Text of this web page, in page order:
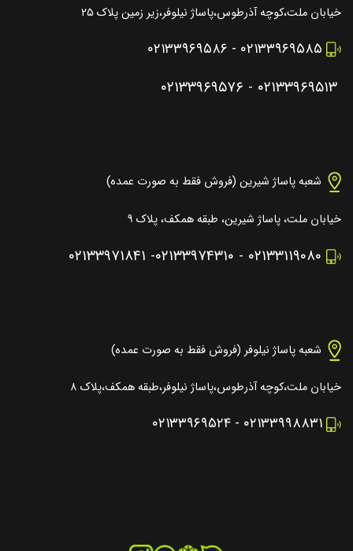
خیابان ملت،کوچه آذرطوس،پاساژ نیلوفر،زیر زمین پلاک ۲۵
۰۲۱۳۳۹۶۹۵۸۵ - ۰۲۱۳۳۹۶۹۵۸۶
۰۲۱۳۳۹۶۹۵۱۳ - ۰۲۱۳۳۹۶۹۵۷۶
شعبه پاساژ شیرین (فروش فقط به صورت عمده)
خیابان ملت، پاساژ شیرین، طبقه همکف، پلاک ۹
۰۲۱۳۳۱۱۹۰۸۰ - ۰۲۱۳۳۹۷۴۳۱۰- ۰۲۱۳۳۹۷۱۸۴۱
شعبه پاساژ نیلوفر (فروش فقط به صورت عمده)
خیابان ملت،کوچه آذرطوس،پاساژ نیلوفر،طبقه همکف،پلاک ۸
۰۲۱۳۳۹۹۸۸۳۱ - ۰۲۱۳۳۹۶۹۵۲۴